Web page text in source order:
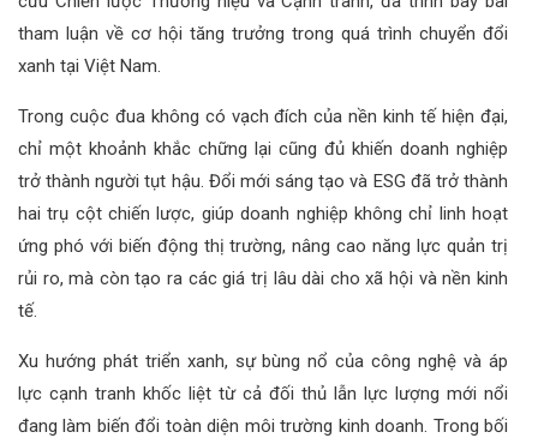
tham luận về cơ hội tăng trưởng trong quá trình chuyển đổi
xanh tại Việt Nam.
Trong cuộc đua không có vạch đích của nền kinh tế hiện đại,
chỉ một khoảnh khắc chững lại cũng đủ khiến doanh nghiệp
trở thành người tụt hậu. Đổi mới sáng tạo và ESG đã trở thành
hai trụ cột chiến lược, giúp doanh nghiệp không chỉ linh hoạt
ứng phó với biến động thị trường, nâng cao năng lực quản trị
rủi ro, mà còn tạo ra các giá trị lâu dài cho xã hội và nền kinh
tế.
Xu hướng phát triển xanh, sự bùng nổ của công nghệ và áp
lực cạnh tranh khốc liệt từ cả đối thủ lẫn lực lượng mới nổi
đang làm biến đổi toàn diện môi trường kinh doanh. Trong bối